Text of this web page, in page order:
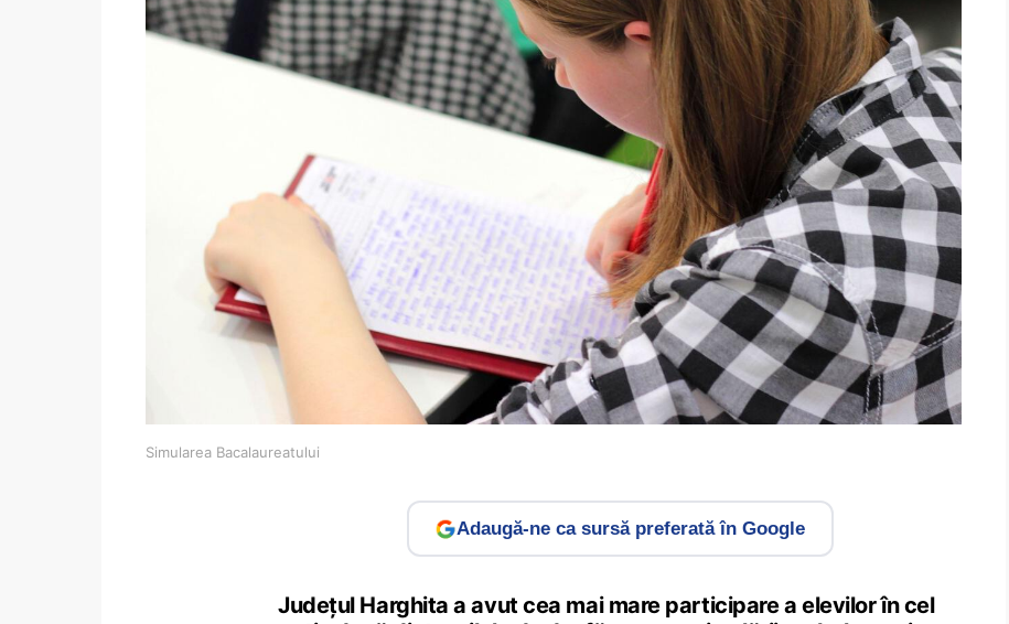
Simularea Bacalaureatului
Adaugă-ne ca sursă preferată în Google
Județul Harghita a avut cea mai mare participare a elevilor în cel